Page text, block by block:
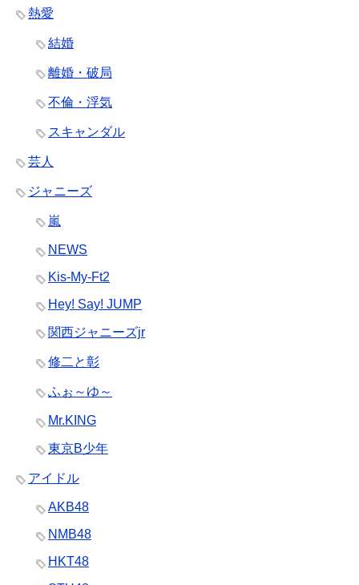
熱愛
結婚
離婚・破局
不倫・浮気
スキャンダル
芸人
ジャニーズ
嵐
NEWS
Kis-My-Ft2
Hey! Say! JUMP
関西ジャニーズjr
修二と彰
ふぉ～ゆ～
Mr.KING
東京B少年
アイドル
AKB48
NMB48
HKT48